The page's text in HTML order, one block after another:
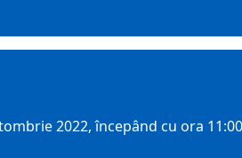
2022, începând cu ora